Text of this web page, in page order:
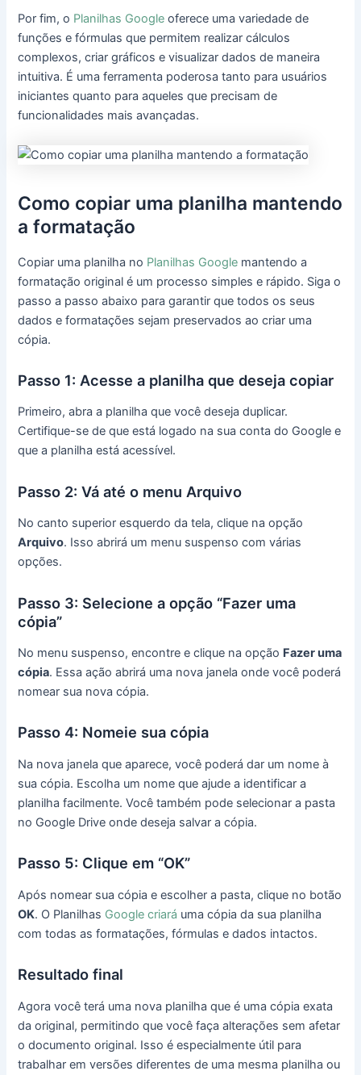
Por fim, o Planilhas Google oferece uma variedade de
funções e fórmulas que permitem realizar cálculos
complexos, criar gráficos e visualizar dados de maneira
intuitiva. É uma ferramenta poderosa tanto para usuários
iniciantes quanto para aqueles que precisam de
funcionalidades mais avançadas.
Como copiar uma planilha mantendo
a formatação
Copiar uma planilha no Planilhas Google mantendo a
formatação original é um processo simples e rápido. Siga o
passo a passo abaixo para garantir que todos os seus
dados e formatações sejam preservados ao criar uma
cópia.
Passo 1: Acesse a planilha que deseja copiar
Primeiro, abra a planilha que você deseja duplicar.
Certifique-se de que está logado na sua conta do Google e
que a planilha está acessível.
Passo 2: Vá até o menu Arquivo
No canto superior esquerdo da tela, clique na opção
Arquivo. Isso abrirá um menu suspenso com várias
opções.
Passo 3: Selecione a opção “Fazer uma
cópia”
No menu suspenso, encontre e clique na opção Fazer uma
cópia. Essa ação abrirá uma nova janela onde você poderá
nomear sua nova cópia.
Passo 4: Nomeie sua cópia
Na nova janela que aparece, você poderá dar um nome à
sua cópia. Escolha um nome que ajude a identificar a
planilha facilmente. Você também pode selecionar a pasta
no Google Drive onde deseja salvar a cópia.
Passo 5: Clique em “OK”
Após nomear sua cópia e escolher a pasta, clique no botão
OK. O Planilhas Google criará uma cópia da sua planilha
com todas as formatações, fórmulas e dados intactos.
Resultado final
Agora você terá uma nova planilha que é uma cópia exata
da original, permitindo que você faça alterações sem afetar
o documento original. Isso é especialmente útil para
trabalhar em versões diferentes de uma mesma planilha ou